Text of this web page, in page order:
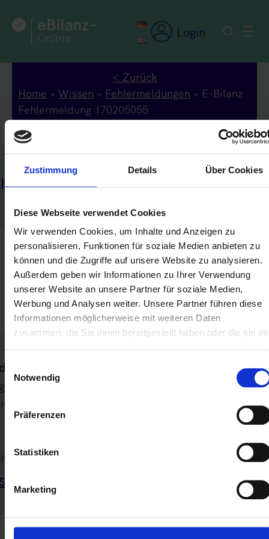
Zustimmung Details Über Cookies
Diese Webseite verwendet Cookies
Wir verwenden Cookies, um Inhalte und Anzeigen zu
personalisieren, Funktionen für soziale Medien anbieten zu
können und die Zugriffe auf unsere Website zu analysieren.
Außerdem geben wir Informationen zu Ihrer Verwendung
unserer Website an unsere Partner für soziale Medien,
Werbung und Analysen weiter. Unsere Partner führen diese
Informationen möglicherweise mit weiteren Daten
zusammen, die Sie ihnen bereitgestellt haben oder die sie im
Einwilligungsauswahl
Notwendig
Präferenzen
Statistiken
Marketing
Inhalt
springen
Login
< Zurück
Home » Wissen » Fehlermeldungen » E-Bilanz
Fehlermeldung 170205055
170205055
Die Angabe der steuerlichen W-IdNr. des
Mutterunternehmens ist unzulässig.
Relevante Abschnitte im Technischen Leitfaden:
– Tz. B.14.8
zur Position
sind nicht zulässig.
zu:
W-IdNr.